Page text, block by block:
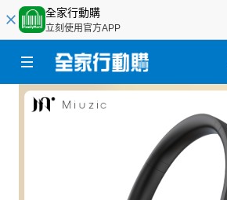
全家行動購
立刻使用官方APP